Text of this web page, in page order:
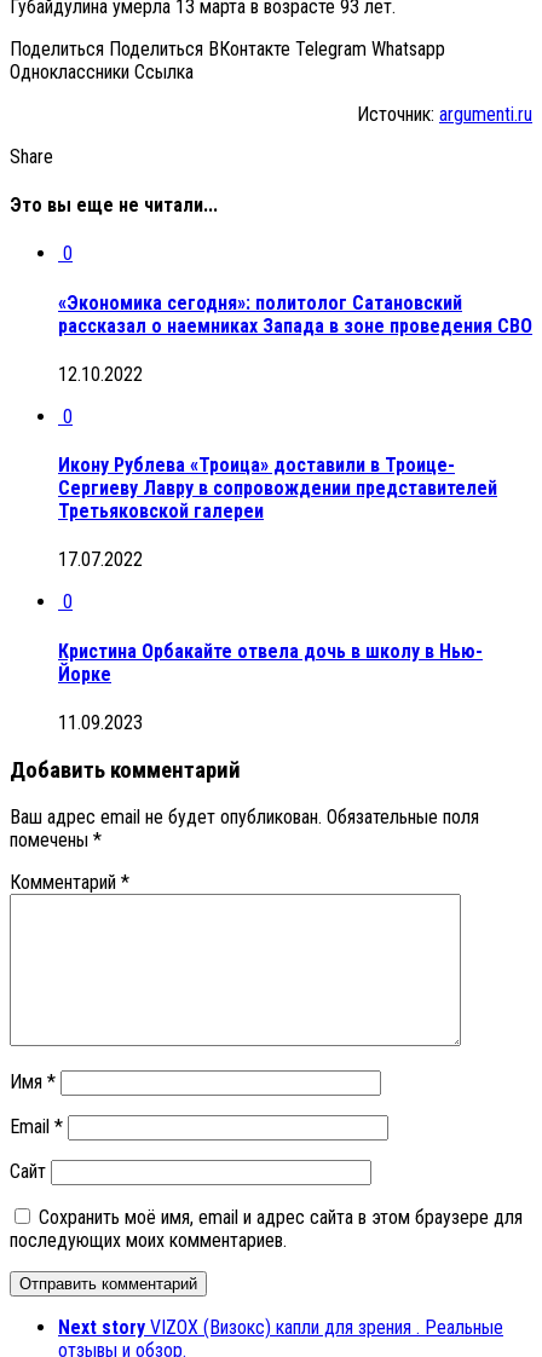
Губайдулина умерла 13 марта в возрасте 93 лет.
Поделиться Поделиться ВКонтакте Telegram Whatsapp
Одноклассники Cсылка
Источник: argumenti.ru
Share
Это вы еще не читали...
0
«Экономика сегодня»: политолог Сатановский
рассказал о наемниках Запада в зоне проведения СВО
12.10.2022
0
Икону Рублева «Троица» доставили в Троице-
Сергиеву Лавру в сопровождении представителей
Третьяковской галереи
17.07.2022
0
Кристина Орбакайте отвела дочь в школу в Нью-
Йорке
11.09.2023
Добавить комментарий
Ваш адрес email не будет опубликован. Обязательные поля
помечены *
Комментарий *
Имя *
Email *
Сайт
Сохранить моё имя, email и адрес сайта в этом браузере для
последующих моих комментариев.
Next story VIZOX (Визокс) капли для зрения . Реальные
отзывы и обзор.